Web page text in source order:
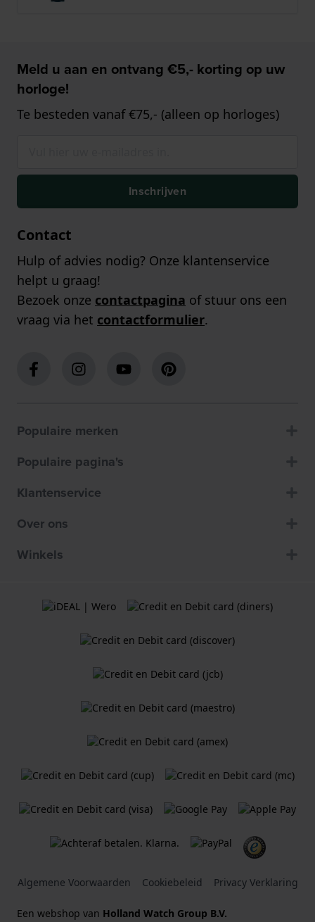
Meld u aan en ontvang €5,- korting op uw
horloge!
Te besteden vanaf €75,- (alleen op horloges)
Inschrijven
Contact
Hulp of advies nodig? Onze klantenservice
helpt u graag!
Bezoek onze contactpagina of stuur ons een
vraag via het contactformulier.
Populaire merken
Populaire pagina's
Klantenservice
Over ons
Winkels
Algemene Voorwaarden Cookiebeleid Privacy Verklaring
Een webshop van Holland Watch Group B.V.